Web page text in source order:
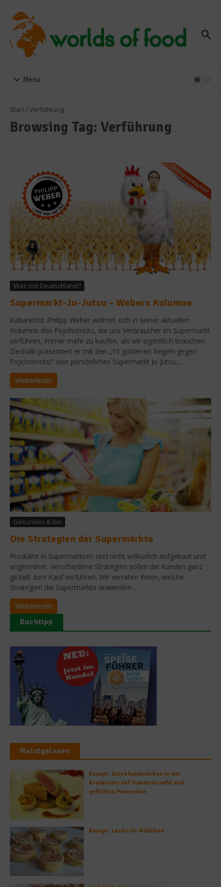
Menu
Start/ Verführung
Browsing Tag: Verführung
Was isst Deutschland?
Supermarkt-Ju-Jutsu – Webers Kolumne
Kabarettist Philipp Weber widmet sich in seiner aktuellen
Kolumne den Psychotricks, die uns Verbraucher im Supermarkt
verführen, immer mehr zu kaufen, als wir eigentlich brauchen.
Deshalb präsentiert er mit den „10 goldenen Regeln gegen
Psychotricks!“ sein persönliches Supermarkt Ju-Jutsu:...
Weiterlesen
Gesundes & Bio
Die Strategien der Supermärkte
Produkte in Supermärkten sind nicht willkürlich aufgebaut und
angeordnet. Verschiedene Strategien sollen die Kunden ganz
gezielt zum Kauf verführen. Wir verraten Ihnen, welche
Strategien die Supermärkte anwenden....
Weiterlesen
Buchtipp
Meistgelesen
Rezept: Deichlammrücken in der
Brotkruste auf Tomatenconfit und
gefüllten Poveraden
Rezept: Lachs-Ei-Röllchen